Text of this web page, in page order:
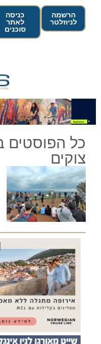
הרשמה
לניוזלטר
כניסה
לאתר
סוכנים
כל הפוסטים
צוקים